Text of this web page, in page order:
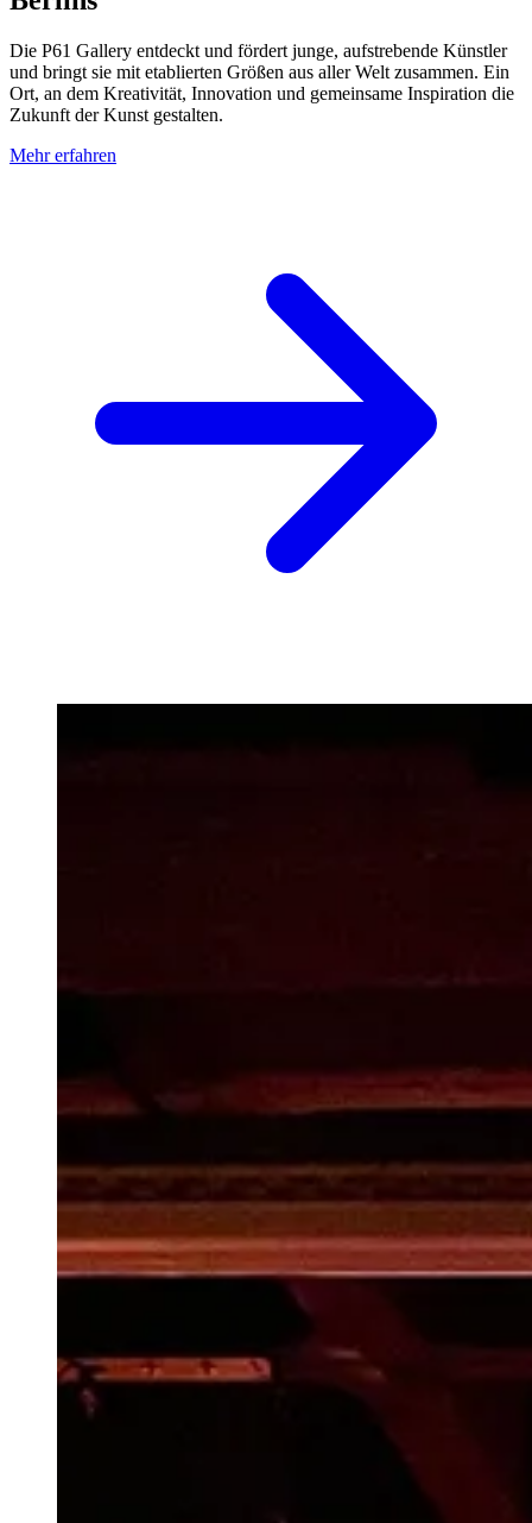
Die P61 Gallery entdeckt und fördert junge, aufstrebende Künstler
und bringt sie mit etablierten Größen aus aller Welt zusammen. Ein
Ort, an dem Kreativität, Innovation und gemeinsame Inspiration die
Zukunft der Kunst gestalten.
Mehr erfahren